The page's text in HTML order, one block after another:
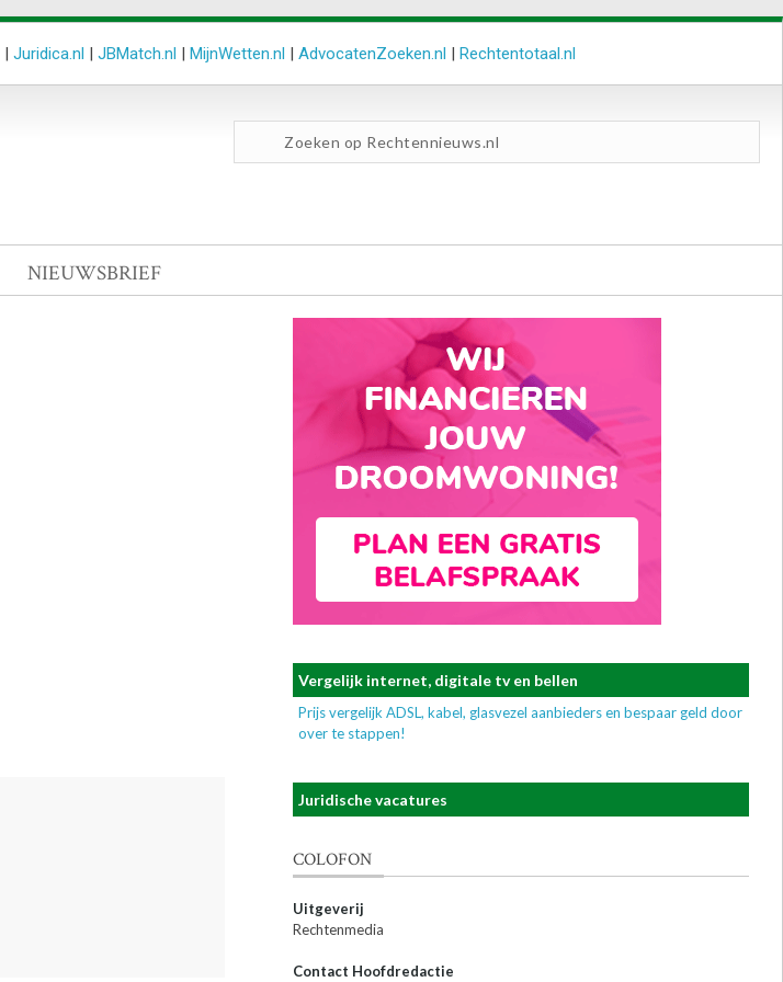
| Juridica.nl | JBMatch.nl | MijnWetten.nl | AdvocatenZoeken.nl | Rechtentotaal.nl
NIEUWSBRIEF
Vergelijk internet, digitale tv en bellen
Prijs vergelijk ADSL, kabel, glasvezel aanbieders en bespaar geld door
over te stappen!
Juridische vacatures
COLOFON
Uitgeverij
Rechtenmedia
Contact Hoofdredactie